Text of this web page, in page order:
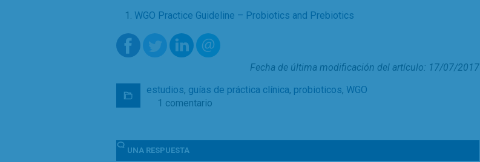
WGO Practice Guideline – Probiotics and Prebiotics
Fecha de última modificación del artículo: 17/07/2017
estudios, guías de práctica clínica, probioticos, WGO
1 comentario
UNA RESPUESTA